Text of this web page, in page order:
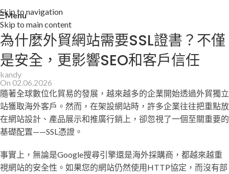
Skip to navigation
Skip to main content
Menu
為什麼外貿網站需要SSL證書？不僅
是安全，更影響SEO和客戶信任
kandy
On 02.06.2026
隨著全球數位化貿易的發展，越來越多的企業開始透過外貿獨立
站獲取海外客戶。然而，在架設網站時，許多企業往往把重點放
在網站設計、產品展示和推廣行銷上，卻忽視了一個至關重要的
基礎配置——SSL憑證。
事實上，無論是Google搜尋引擎還是海外採購商，都越來越重
視網站的安全性。如果您的網站仍然使用HTTP協定，而沒有部